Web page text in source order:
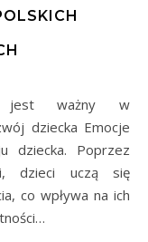
dziecka Emocje
dziecka. Poprzez
dzieci uczą się
co wpływa na ich